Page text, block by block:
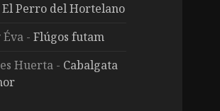
El Perro del Hortelano
Éva -Flúgos futam
Huerta - Cabalgata